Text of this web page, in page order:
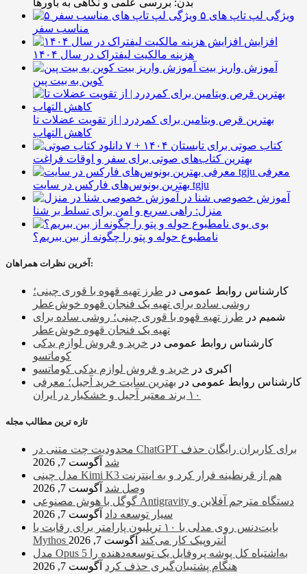
۵ ویژگی لپ تاپ های
مناسب سفر
افزایش
هزینه مالکیت لیفتراک در سال ۱۴۰۴
آموزش واریز بیت
کوین به بیت پین
بهترین قرص ویتامین برای کمردرد | از تقویت عضلات تا
کاهش التهاب
۷ کتاب صوتی برای تابستان ۱۴۰۴ +
بهترین کتاب‌های صوتی برای سفر و اوقات فراغت
معرفی
بهترین بونوس‌های فارکس در سایت tgju
آموزش خصوصی شنا در
منزل: راهی سریع و امن برای تسلط بر شنا
بوی
نامطبوع حوله و پتو را چگونه از بین ببریم؟
آخرین نظرات همراهان:
کارشناس روابط عمومی در طرز تهیه قهوه با قوری چینی؛
روشی ساده برای تهیه یک فنجان قهوه خوش‌عطر
شمیم در طرز تهیه قهوه با قوری چینی؛ روشی ساده برای
تهیه یک فنجان قهوه خوش‌عطر
کارشناس روابط عمومی در خرید و فروش لوازم یدکی
کوماتسو
اکبری در خرید و فروش لوازم یدکی کوماتسو
کارشناس روابط عمومی در بهترین سایت خرید آجیل؛ معرفی
۱۰ برند معتبر آجیل و خشکبار در ایران
تازه ترین مطالب مجله
محدودیت چت متنی در ChatGPT برای کاربران رایگان حذف
شد آگوست 7, 2026
مدل چینی Kimi K3 هم از قرنطینه فرار کرد و به اینترنت
وصل شد آگوست 7, 2026
گوگل با هوش مصنوعی Antigravity دستگاه مترجم آفلاین و
سیار توسعه داد آگوست 7, 2026
بایت‌دنس روی مدلی با ۱۰ تریلیون پارامتر برای رقابت با
Mythos آنتروپیک کار می‌کند آگوست 7, 2026
مدل Opus 5 به‌اشتباه کل پوشه پروفایل یک توسعه‌دهنده را
هنگام پشتیبان‌گیری حذف کرد آگوست 7, 2026